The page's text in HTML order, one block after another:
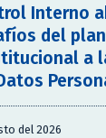
Interno
del
a
del 2026